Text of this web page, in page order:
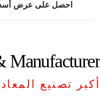
احصل على عرض
Manufacturer
أكبر تصنيع